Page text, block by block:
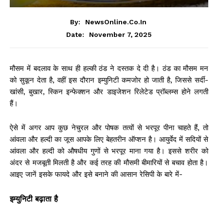
By:
NewsOnline.co.in
Date:
November 7, 2025
मौसम में बदलाव के साथ ही हल्की ठंड ने दस्तक दे दी है। ठंड का मौसम मन
को सुकून देता है, वहीं इस दौरान इम्युनिटी कमजोर हो जाती है, जिससे सर्दी-
खांसी, बुखार, स्किन इन्फेक्शन और डाइजेशन रिलेटेड प्रॉब्लम्स होने लगती
हैं।
ऐसे में अगर आप कुछ नेचुरल और पोषक तत्वों से भरपूर पीना चाहते हैं, तो
आंवला और हल्दी का जूस आपके लिए बेहतरीन ऑप्शन है। आयुर्वेद में सदियों से
आंवला और हल्दी को औषधीय गुणों से भरपूर माना गया है। इससे शरीर को
अंदर से मजबूती मिलती है और कई तरह की मौसमी बीमारियों से बचाव होता है।
आइए जानें इसके फायदे और इसे बनाने की आसान रेसिपी के बारे में-
इम्युनिटी बढ़ाता है